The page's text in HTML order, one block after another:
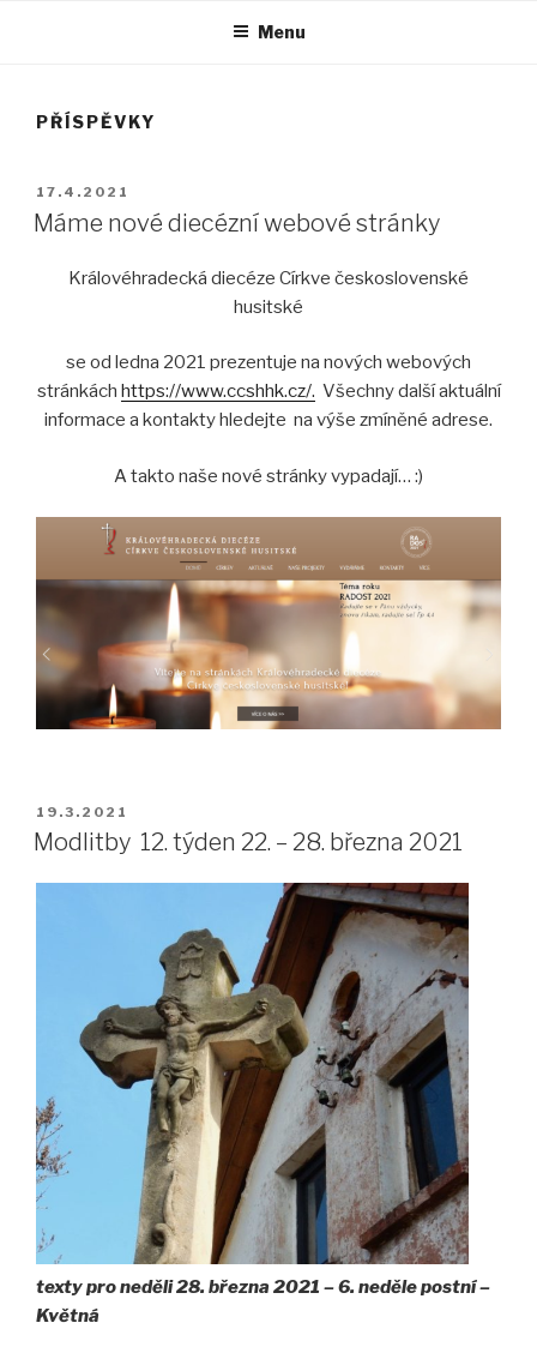
Menu
PŘÍSPĚVKY
PUBLIKOVÁNO
17.4.2021
Máme nové diecézní webové stránky
Královéhradecká diecéze Církve československé
husitské
se od ledna 2021 prezentuje na nových webových
stránkách https://www.ccshhk.cz/. Všechny další aktuální
informace a kontakty hledejte na výše zmíněné adrese.
A takto naše nové stránky vypadají… :)
PUBLIKOVÁNO
19.3.2021
Modlitby 12. týden 22. – 28. března 2021
texty pro neděli 28. března 2021 – 6. neděle postní –
Květná